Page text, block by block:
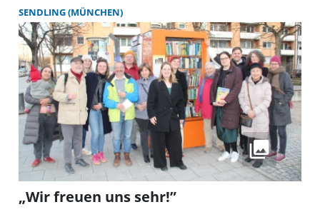
Leser-Herz begehrt. Der zweitägige Bücherflohmarkt
findet heuer am 9. und 10. März, im Pfarrsaal St.
Philippus statt. Am Samstag, 9. März, ist der
Flohmarkt von 11 bis 19.30 Uhr offen, am Sonntag,
10. März, von 9.30 bis 12 Uhr.
SENDLING (MÜNCHEN)
„Wir freuen uns sehr!”